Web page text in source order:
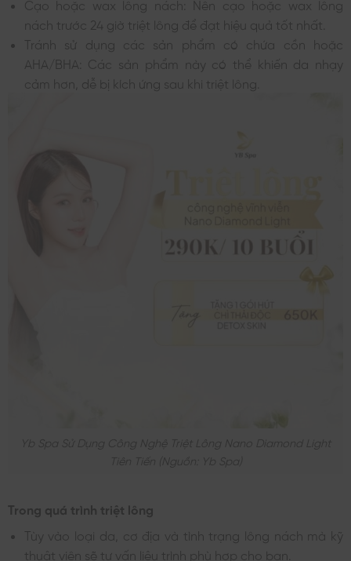
Cạo hoặc wax lông nách: Nên cạo hoặc wax lông
nách trước 24 giờ triệt lông để đạt hiệu quả tốt nhất.
Tránh sử dụng các sản phẩm có chứa cồn hoặc
AHA/BHA: Các sản phẩm này có thể khiến da nhạy
cảm hơn, dễ bị kích ứng sau khi triệt lông.
Yb Spa Sử Dụng Công Nghệ Triệt Lông Nano Diamond Light
Tiên Tiến (nguồn: Yb Spa)
Trong quá trình triệt lông
Tùy vào loại da, cơ địa và tình trạng lông nách mà kỹ
thuật viên sẽ tư vấn liệu trình phù hợp cho bạn.